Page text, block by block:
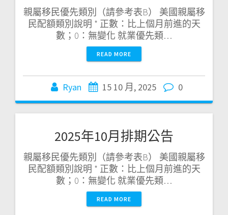
親屬移民優先類別（請參考表B） 美國親屬移
民配額類別說明 * 正數：比上個月前進的天
數；0：無變化 就業優先類…
READ MORE
Ryan 15 10 月, 2025 0
2025年10月排期公告
親屬移民優先類別（請參考表B） 美國親屬移
民配額類別說明 * 正數：比上個月前進的天
數；0：無變化 就業優先類…
READ MORE